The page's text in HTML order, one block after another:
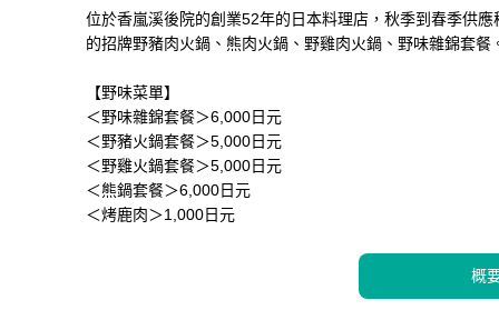
位於香嵐溪後院的創業52年的日本料理店，秋季到春季供應
的招牌野豬肉火鍋、熊肉火鍋、野雞肉火鍋、野味雜錦套餐
【野味菜單】
＜野味雜錦套餐＞6,000日元
＜野豬火鍋套餐＞5,000日元
＜野雞火鍋套餐＞5,000日元
＜熊鍋套餐＞6,000日元
＜烤鹿肉＞1,000日元
概